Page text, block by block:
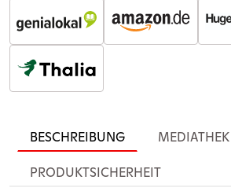
BESCHREIBUNG MEDIATHEK
PRODUKTSICHERHEIT